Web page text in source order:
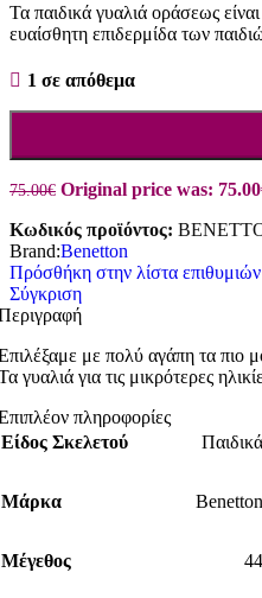
Τα παιδικά γυαλιά οράσεως
ευαίσθητη επιδερμίδα των
1 σε απόθεμα
75.00€ Original price was:
Κωδικός προϊόντος:
Brand:Benetton
Πρόσθήκη στην λίστα επιθυμιών
Σύγκριση
με πολύ αγάπη τα πιο
γυαλιά για τις μικρότερες
πληροφορίες
Είδος Σκελετού
Παιδικά
Μάρκα Benetton
Μέγεθος 44